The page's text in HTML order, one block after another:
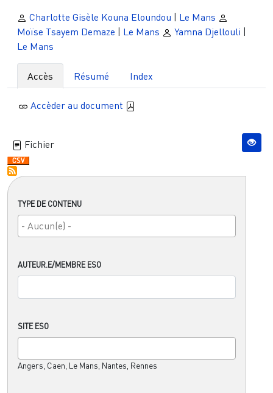
TYPE DE CONTENU
AUTEUR.E/MEMBRE ESO
SITE ESO
Angers, Caen, Le Mans, Nantes, Rennes
Charlotte Gisèle Kouna Eloundou | Le Mans
Moïse Tsayem Demaze | Le Mans Yamna Djellouli |
Le Mans
Accès Résumé Index
Accèder au document
Fichier